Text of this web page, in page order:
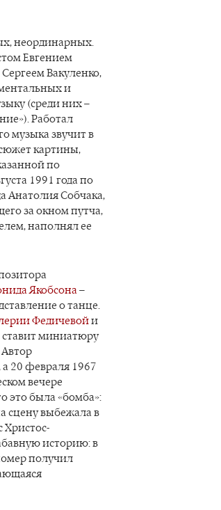
неординарных.
Евгением
Вакуленко,
и
(среди них –
Работал
музыка звучит в
картины,
по
1991 года по
Анатолия Собчака,
за окном путча,
наполнял ее
Якобсона–
о танце.
Федичевойи
миниатюру
20 февраля 1967
вечере
это была «бомба»:
сцену выбежала в
Христос-
историю: в
получил